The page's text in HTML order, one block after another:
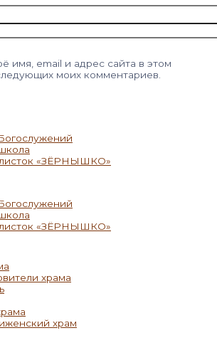
имя, email и адрес сайта в этом
моих комментариев.
«ЗЁРНЫШКО»
«ЗЁРНЫШКО»
храма
храм